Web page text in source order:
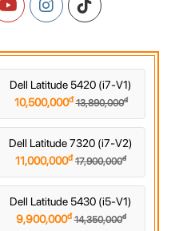
Dell Latitude 5420 (i7-V1)
10,500,000đ 13,890,000đ
Dell Latitude 7320 (i7-V2)
11,000,000đ 17,900,000đ
Dell Latitude 5430 (i5-V1)
9,900,000đ 14,350,000đ